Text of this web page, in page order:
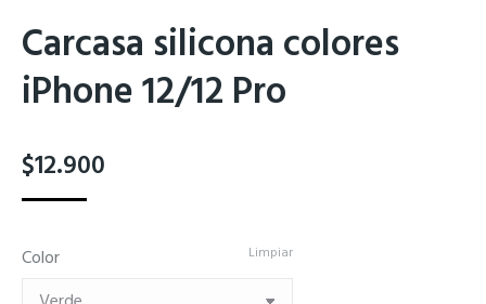
Carcasa silicona colores
iPhone 12/12 Pro
$12.900
Color Limpiar